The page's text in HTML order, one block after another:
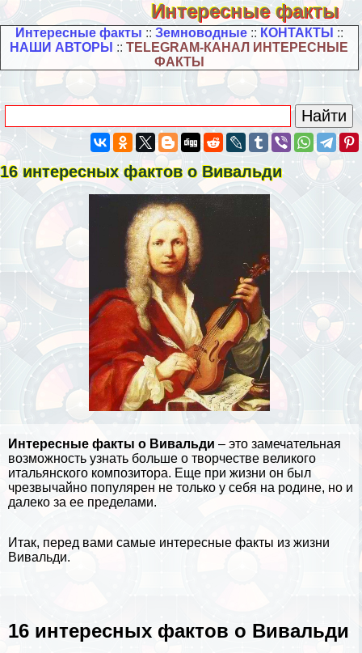
Интересные факты
Интересные факты :: Земноводные:: КОНТАКТЫ ::
НАШИ АВТОРЫ ::TELEGRAM-КАНАЛ ИНТЕРЕСНЫЕ
ФАКТЫ
16 интересных фактов о Вивальди
Интересные факты о Вивальди – это замечательная
возможность узнать больше о творчестве великого
итальянского композитора. Еще при жизни он был
чрезвычайно популярен не только у себя на родине, но и
далеко за ее пределами.
Итак, перед вами самые интересные факты из жизни
Вивальди.
16 интересных фактов о Вивальди